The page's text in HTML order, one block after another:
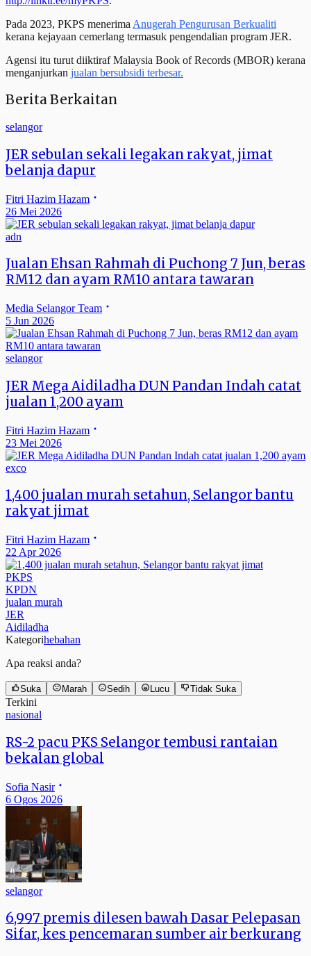
Pada 2023, PKPS menerima Anugerah Pengurusan Berkualiti
kerana kejayaan cemerlang termasuk pengendalian program JER.
Agensi itu turut diiktiraf Malaysia Book of Records (MBOR) kerana
menganjurkan jualan bersubsidi terbesar.
Berita Berkaitan
selangor
JER sebulan sekali legakan rakyat, jimat
belanja dapur
Fitri Hazim Hazam
26 Mei 2026
adn
Jualan Ehsan Rahmah di Puchong 7 Jun, beras
RM12 dan ayam RM10 antara tawaran
Media Selangor Team
5 Jun 2026
selangor
JER Mega Aidiladha DUN Pandan Indah catat
jualan 1,200 ayam
Fitri Hazim Hazam
23 Mei 2026
exco
1,400 jualan murah setahun, Selangor bantu
rakyat jimat
Fitri Hazim Hazam
22 Apr 2026
PKPS
KPDN
jualan murah
JER
Aidiladha
Kategorihebahan
Apa reaksi anda?
Suka Marah Sedih Lucu Tidak Suka
Terkini
nasional
RS-2 pacu PKS Selangor tembusi rantaian
bekalan global
Sofia Nasir
6 Ogos 2026
selangor
6,997 premis dilesen bawah Dasar Pelepasan
Sifar, kes pencemaran sumber air berkurang